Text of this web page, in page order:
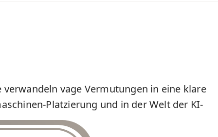
vage Vermutungen in eine klare
Platzierung und in der Welt der KI-